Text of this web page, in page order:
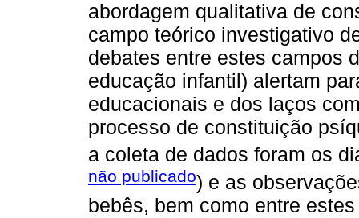
abordagem qualitativa de
campo teórico investigativo
debates entre estes campos
educação infantil) alertam
educacionais e dos laços
processo de constituição
a coleta de dados foram os
não publicado) e as
bebês, bem como entre